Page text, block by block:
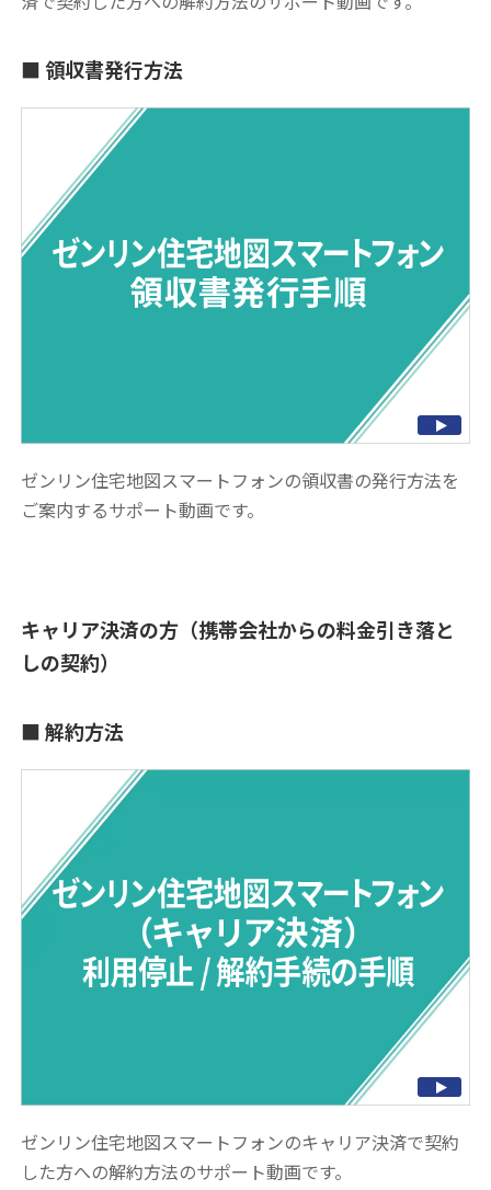
領収書発行方法
ゼンリン住宅地図スマートフォンの領収書の発行方法を
ご案内するサポート動画です。
キャリア決済の方（携帯会社からの料金引き落と
しの契約）
解約方法
ゼンリン住宅地図スマートフォンのキャリア決済で契約
した方への解約方法のサポート動画です。